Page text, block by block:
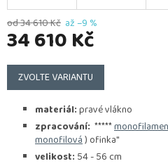
od 34 610 Kč až –9 %
34 610 Kč
Měrná
cena:
ZVOLTE VARIANTU
materiál:pravé vlákno
zpracování: *****
monofilová) ofinka"
velikost: 54 - 56 cm